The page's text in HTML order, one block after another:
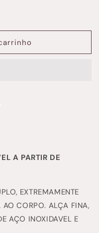
A PARTIR DE
EXTREMAMENTE
AO CORPO. ALÇA FINA,
AÇO INOXIDAVEL E